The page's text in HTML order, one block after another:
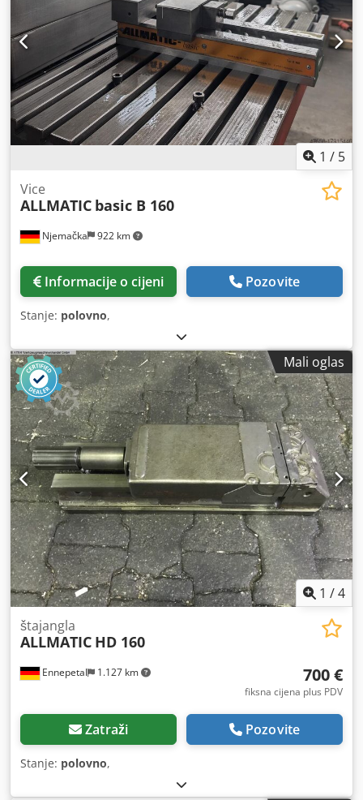
1 / 5
Njemačka 922 km
Vice
ALLMATIC basic B 160
Informacije o cijeni Pozovite
Stanje: polovno,
Mali oglas
1 /4
Ennepetal 1.127 km
štajangla
ALLMATIC HD 160
700 €
fiksna cijena plus PDV
Zatraži Pozovite
Stanje: polovno,